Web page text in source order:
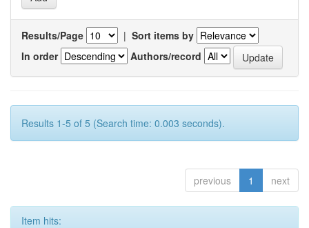
Results/Page | Sort items by
In order
Authors/record
Results 1-5 of 5 (Search time: 0.003 seconds).
previous 1 next
Item hits: